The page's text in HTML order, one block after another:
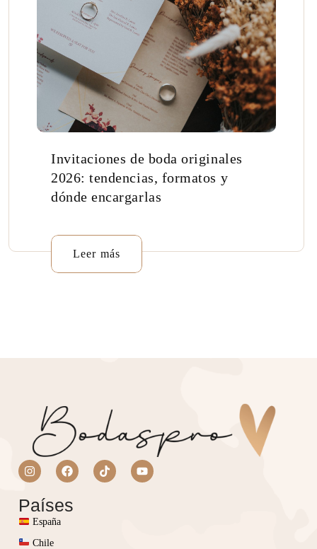
Invitaciones de boda originales
2026: tendencias, formatos y
dónde encargarlas
Leer más
Países
España
Chile